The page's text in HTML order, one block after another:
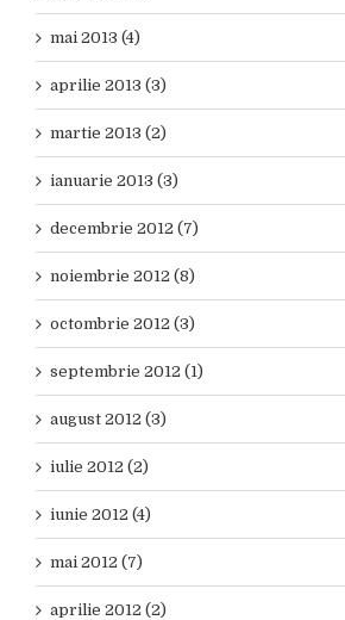
mai 2013 (4)
aprilie 2013 (3)
martie 2013 (2)
ianuarie 2013 (3)
decembrie 2012 (7)
noiembrie 2012 (8)
octombrie 2012 (3)
septembrie 2012 (1)
august 2012 (3)
iulie 2012 (2)
iunie 2012 (4)
mai 2012 (7)
aprilie 2012 (2)